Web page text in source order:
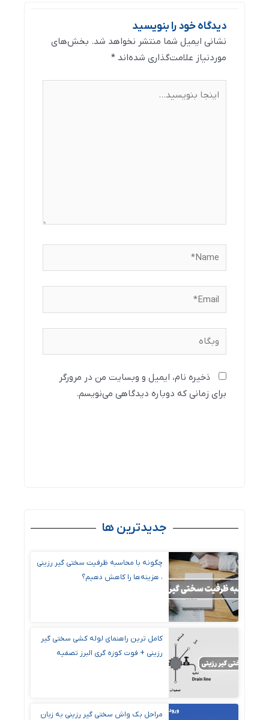
دیدگاه‌ خود را بنویسید
نشانی ایمیل شما منتشر نخواهد شد. بخش‌های
موردنیاز علامت‌گذاری شده‌اند *
بنویسید…
Email*
وبگاه
ذخیره نام، ایمیل و وبسایت من در مرورگر
برای زمانی که دوباره دیدگاهی می‌نویسم.
جدیدترین ها
چگونه با محاسبه ظرفیت سختی گیر رزینی
، هزینه‌ها را کاهش دهیم؟
کامل ترین راهنمای لوله کشی سختی گیر
رزینی + فوت کوزه گری البرز تصفیه
مراحل بک واش سختی گیر رزینی به زبان